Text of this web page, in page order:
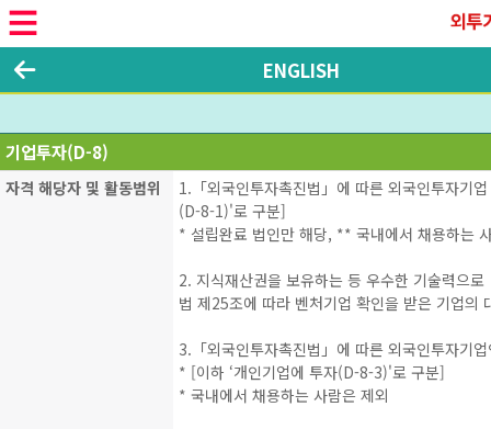
ENGLISH
기업투자(D-8)
자격 해당자 및 활동범위
1.「외국인투자촉진법」에 따른 외국인투자기
(D-8-1)'로 구분]
* 설립완료 법인만 해당, ** 국내에서 채용하는
2. 지식재산권을 보유하는 등 우수한 기술력으
법 제25조에 따라 벤처기업 확인을 받은 기업
3.「외국인투자촉진법」에 따른 외국인투자기
* [이하 ‘개인기업에 투자(D-8-3)'로 구분]
* 국내에서 채용하는 사람은 제외